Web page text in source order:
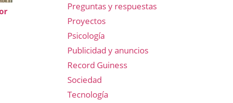
Preguntas y respuestas
Proyectos
Psicología
Publicidad y anuncios
Record Guiness
Sociedad
Tecnología